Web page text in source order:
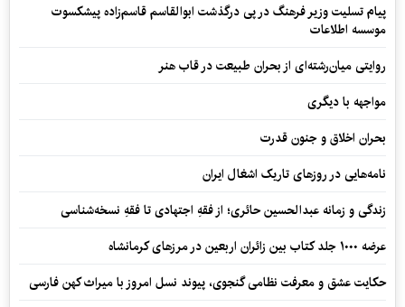
پیام تسلیت وزیر فرهنگ در پی درگذشت ابوالقاسم قاسم‌زاده پیشکسوت
موسسه اطلاعات
روایتی میان‌رشته‌ای از بحران طبیعت در قاب هنر
مواجهه با دیگری
بحران اخلاق و جنون قدرت
نامه‌هایی در روزهای تاریک اشغال ایران
زندگی و زمانه عبدالحسین حائری؛ از فقهِ اجتهادی تا فقهِ نسخه‌شناسی
عرضه ۱۰۰۰ جلد کتاب بین زائران اربعین در مرزهای کرمانشاه
حکایت عشق و معرفت نظامی گنجوی، پیوند نسل امروز با میراث کهن فارسی